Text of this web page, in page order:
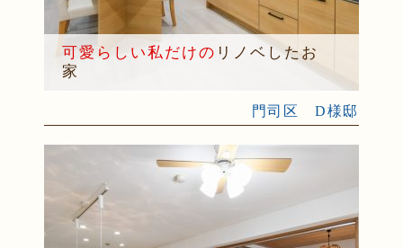
可愛らしい私だけの リノベしたお
家
門司区 D様邸